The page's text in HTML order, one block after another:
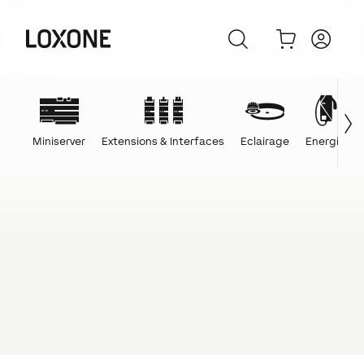
Miniserver Extensions & Interfaces Eclairage Energie